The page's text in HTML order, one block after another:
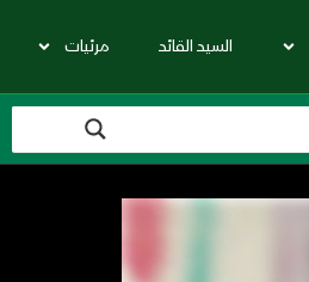
السيد القائد مرئيات